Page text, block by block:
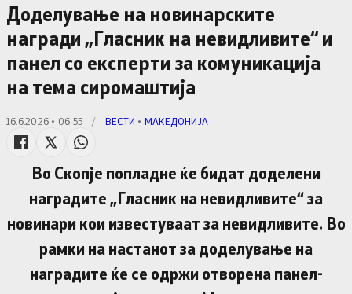
Доделување на новинарските
награди „Гласник на невидливите“ и
панел со експерти за комуникација
на тема сиромаштија
16.6.2026 • 06:55 / ВЕСТИ • МАКЕДОНИЈА
Во Скопје попладне ќе бидат доделени
наградите „Гласник на невидливите“ за
новинари кои известуваат за невидливите. Во
рамки на настанот за доделување на
наградите ќе се одржи отворена панел-